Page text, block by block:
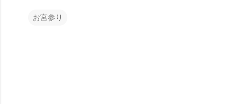
お宮参り